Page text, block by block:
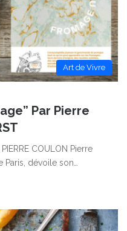
Art de Vivre
Par Pierre
PIERRE COULON Pierre
dévoile son…